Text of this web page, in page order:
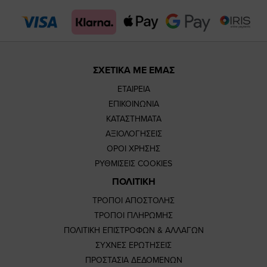
pagepage
ΣΧΕΤΙΚΑ ΜΕ ΕΜΑΣ
ΕΤΑΙΡΕΙΑ
ΕΠΙΚΟΙΝΩΝΙΑ
ΚΑΤΑΣΤΗΜΑΤΑ
ΑΞΙΟΛΟΓΗΣΕΙΣ
ΟΡΟΙ ΧΡΗΣΗΣ
ΡΥΘΜΙΣΕΙΣ COOKIES
ΠΟΛΙΤΙΚΗ
ΤΡΟΠΟΙ ΑΠΟΣΤΟΛΗΣ
ΤΡΟΠΟΙ ΠΛΗΡΩΜΗΣ
ΠΟΛΙΤΙΚΗ ΕΠΙΣΤΡΟΦΩΝ & ΑΛΛΑΓΩΝ
ΣΥΧΝΕΣ ΕΡΩΤΗΣΕΙΣ
ΠΡΟΣΤΑΣΙΑ ΔΕΔΟΜΕΝΩΝ